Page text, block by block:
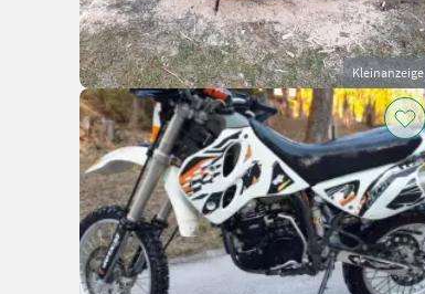
Kleinanzeige